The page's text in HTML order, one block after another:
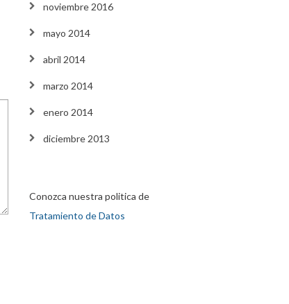
noviembre 2016
mayo 2014
abril 2014
marzo 2014
enero 2014
diciembre 2013
Conozca nuestra politica de
Tratamiento de Datos